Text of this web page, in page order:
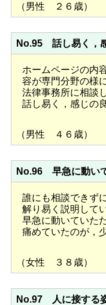
（男性 ２６歳）
No.95 話し易く，
ホームページの内
容が専門分野の様
法律事務所に相談
話し易く，感じの
（男性 ４６歳）
No.96 早急に動い
誰にも相談できず
解り易く説明して
早急に動いていた
痛めていたのが，
（女性 ３８歳）
No.97 人に接する